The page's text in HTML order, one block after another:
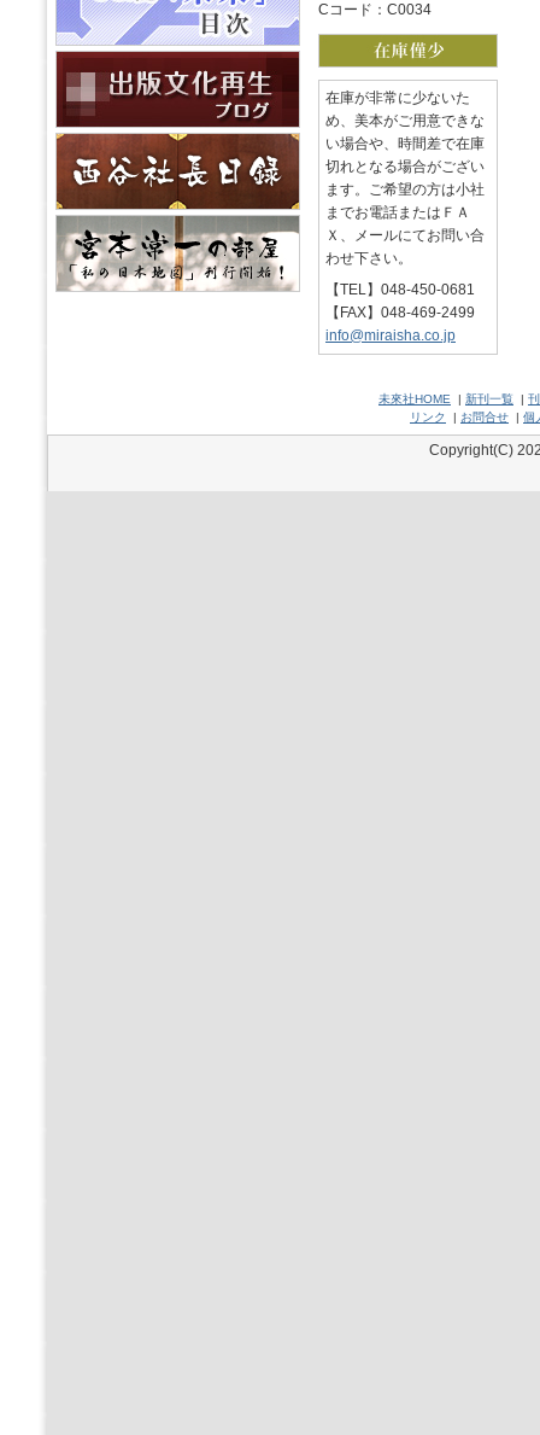
Cコード：C0034
在庫が非常に少ないた
め、美本がご用意できな
い場合や、時間差で在庫
切れとなる場合がござい
ます。ご希望の方は小社
までお電話またはＦＡ
Ｘ、メールにてお問い合
わせ下さい。
【TEL】048-450-0681
【FAX】048-469-2499
info@miraisha.co.jp
未來社HOME | 新刊一覧 |
リンク
| お問合せ | 個
Copyright(C)